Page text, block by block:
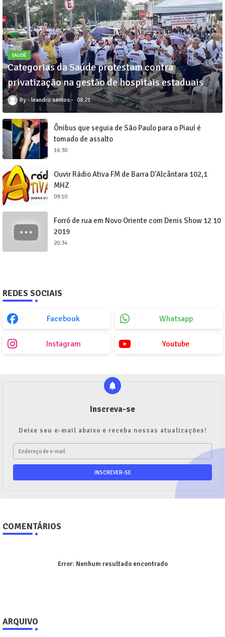
SAUDÊ
Categorias da Saúde protestam contra
privatização na gestão de hospitais estaduais
leandro santos 08:21
Ônibus que seguia de São Paulo para o Piauí é
tomado de assalto
16:30
Ouvir Rádio Ativa FM de Barra D'Alcântara 102,1
MHZ
09:10
Forró de rua em Novo Oriente com Denis Show 12 10
2019
20:34
REDES SOCIAIS
Facebook Whatsapp
Instagram Youtube
Inscreva-se
Deixe seu e-mail abaixo e receba nossas atualizações!
COMENTÁRIOS
Error: Nenhum resultado encontrado
ARQUIVO